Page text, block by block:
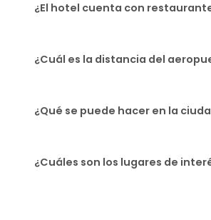
¿El hotel cuenta con
¿Cuál es la distancia del
¿Qué se puede hacer en la
¿Cuáles son los lugares de